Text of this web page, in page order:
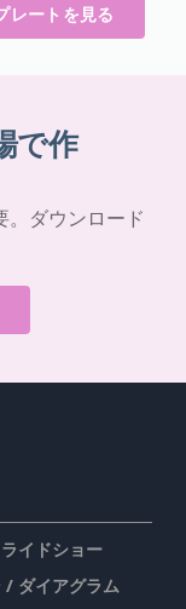
レートを見る
で作
。ダウンロード
イドショー
/ ダイアグラム